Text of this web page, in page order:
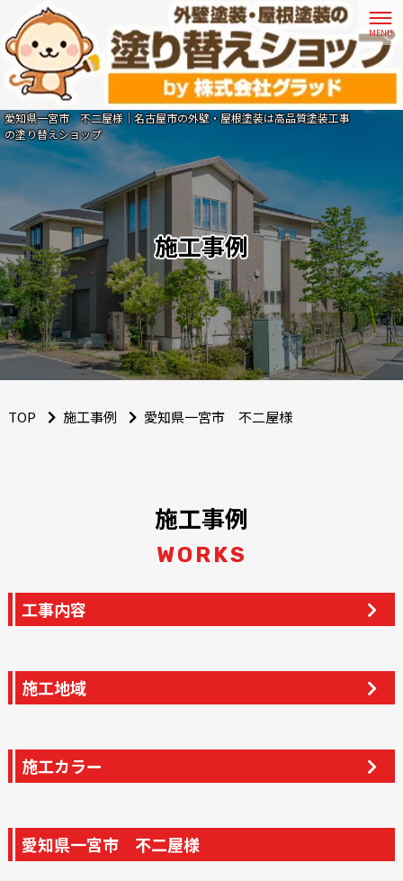
愛知県一宮市 不二屋様｜名古屋市の外壁・屋根塗装は高品質塗装工事
の塗り替えショップ
施工事例
TOP 施工事例 愛知県一宮市 不二屋様
施工事例
WORKS
工事内容
施工地域
施工カラー
愛知県一宮市 不二屋様